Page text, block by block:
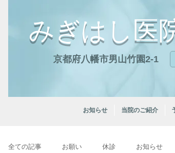
京都府八幡市男山竹園2-1
みぎはし医
お知らせ 当院のご紹介
全ての記事 お願い 休診 お知らせ